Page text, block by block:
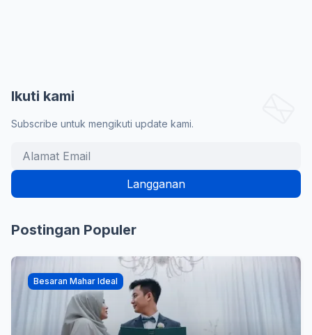
Ikuti kami
Subscribe untuk mengikuti update kami.
Postingan Populer
Besaran Mahar Ideal